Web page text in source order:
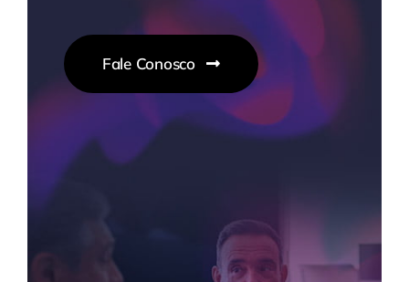
Fale Conosco